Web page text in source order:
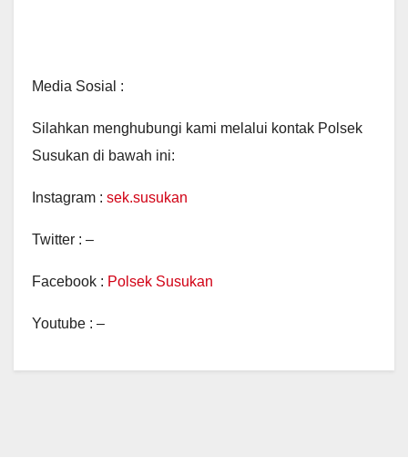
Media Sosial :
Silahkan menghubungi kami melalui kontak Polsek
Susukan di bawah ini:
Instagram : sek.susukan
Twitter : –
Facebook : Polsek Susukan
Youtube : –